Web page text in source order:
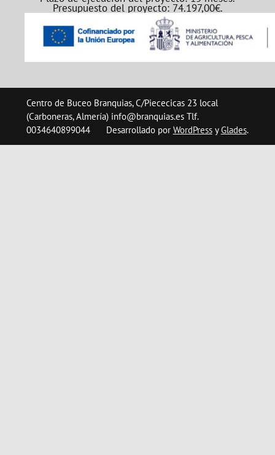
Presupuesto del proyecto: 74.197,00€.
Centro de Buceo Branquias, C/Piececicas 23 local
(Carboneras, Almería) info@branquias.es Tlf.
0034640899044
Desarrollado por WordPressyGlades.